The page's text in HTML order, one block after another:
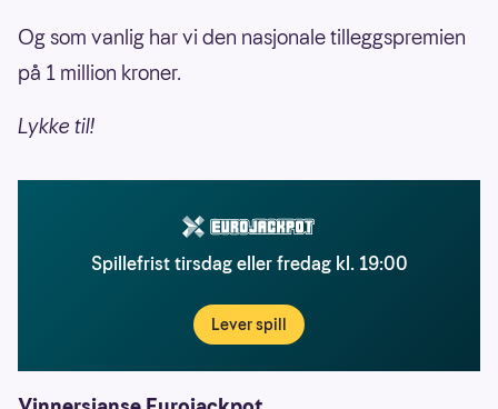
Og som vanlig har vi den nasjonale tilleggspremien
på 1 million kroner.
Lykke til!
Spillefrist tirsdag eller fredag kl. 19:00
Lever spill